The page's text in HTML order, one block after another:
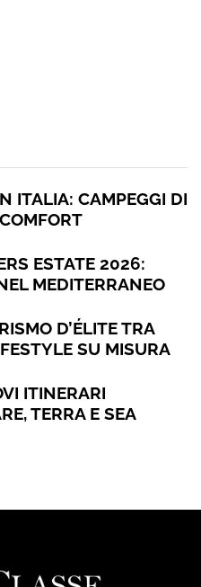
ITALIA: CAMPEGGI DI
ESTATE 2026:
MEDITERRANEO
D’ÉLITE TRA
SU MISURA
ITINERARI
TERRA E SEA